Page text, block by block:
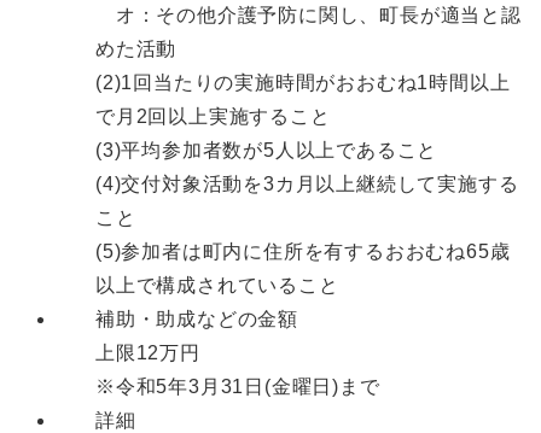
オ：その他介護予防に関し、町長が適当と認
めた活動
(2)1回当たりの実施時間がおおむね1時間以上
で月2回以上実施すること
(3)平均参加者数が5人以上であること
(4)交付対象活動を3カ月以上継続して実施する
こと
(5)参加者は町内に住所を有するおおむね65歳
以上で構成されていること
補助・助成などの金額
上限12万円
※令和5年3月31日(金曜日)まで
詳細